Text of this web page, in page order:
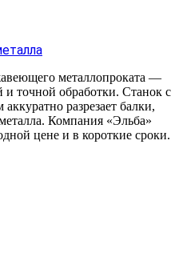
металлопроката —
точной обработки. Станок с
разрезает балки,
Компания «Эльба»
цене и в короткие сроки.